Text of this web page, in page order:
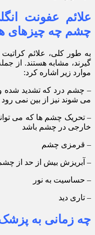
علائم عفونت
چشم چه چیزهای
به طور کلی، علائم
گیرند، مشابه هستند. از
موارد زیر اشاره کرد:
– چشم درد که تشدید شده
می شوند نیز از بین نمی رود
– تحریک چشم ها که می
خارجی در چشم باشد
– قرمزی چشم
– آبریزش بیش از حد از
– حساسیت به نور
– تاری دید
چه زمانی به